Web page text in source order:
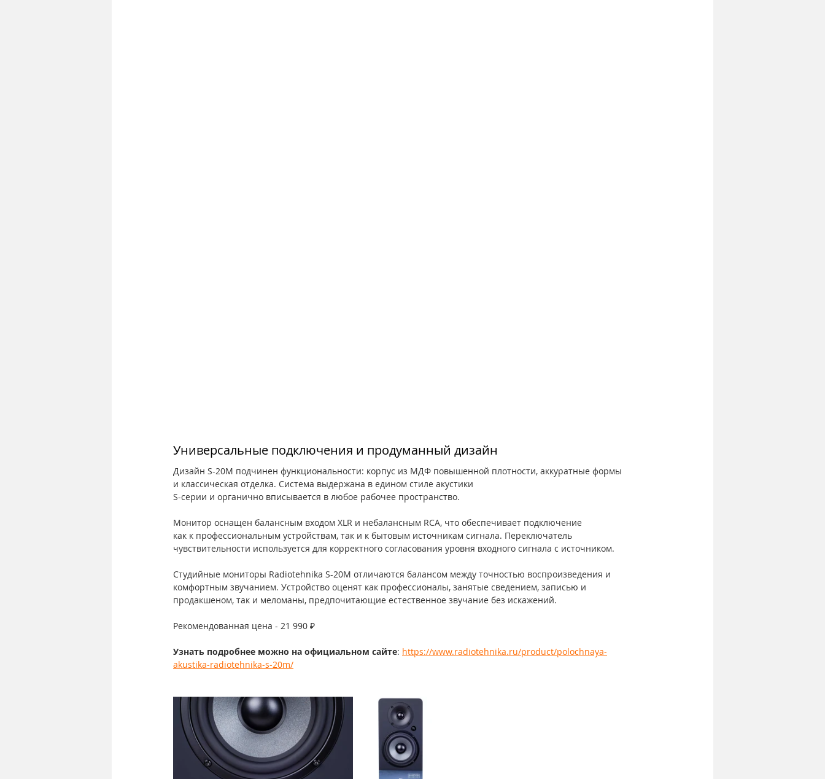
Универсальные подключения и продуманный дизайн
Дизайн S-20M подчинен функциональности: корпус из МДФ повышенной плотности, аккуратные формы
и классическая отделка. Система выдержана в едином стиле акустики
S-серии и органично вписывается в любое рабочее пространство.
Монитор оснащен балансным входом XLR и небалансным RCA, что обеспечивает подключение
как к профессиональным устройствам, так и к бытовым источникам сигнала. Переключатель
чувствительности используется для корректного согласования уровня входного сигнала с источником.
Студийные мониторы Radiotehnika S-20M отличаются балансом между точностью воспроизведения и
комфортным звучанием. Устройство оценят как профессионалы, занятые сведением, записью и
продакшеном, так и меломаны, предпочитающие естественное звучание без искажений.
Рекомендованная цена - 21 990 ₽
Узнать подробнее можно на официальном сайте: https://www.radiotehnika.ru/product/polochnaya-
akustika-radiotehnika-s-20m/